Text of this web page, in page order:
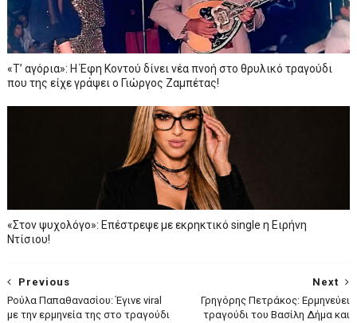
«Τ’ αγόρια»: Η Έφη Κοντού δίνει νέα πνοή στο θρυλικό τραγούδι
που της είχε γράψει ο Γιώργος Ζαμπέτας!
«Στον ψυχολόγο»: Επέστρεψε με εκρηκτικό single η Ειρήνη
Ντίσιου!
Next
Γρηγόρης Πετράκος: Ερμηνεύει
τραγούδι του Βασίλη Δήμα και
Previous
Ρούλα Παπαθανασίου: Έγινε viral
με την ερμηνεία της στο τραγούδι